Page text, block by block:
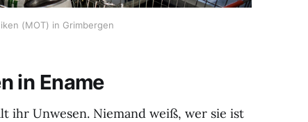
(MOT) in Grimbergen
in Ename
ihr Unwesen. Niemand weiß, wer sie ist